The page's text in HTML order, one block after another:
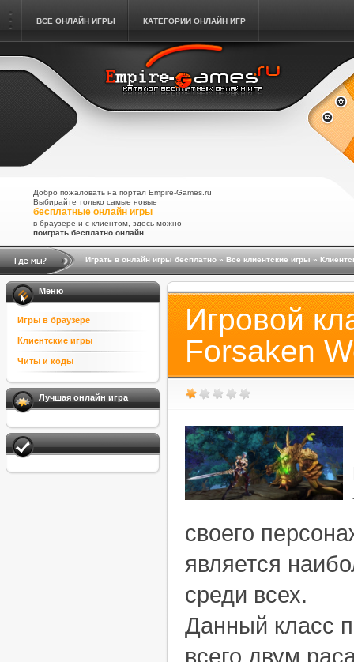
ВСЕ ОНЛАЙН ИГРЫ КАТЕГОРИИ ОНЛАЙН ИГР
Добро пожаловать на портал Empire-Games.ru
Выбирайте только самые новые
бесплатные онлайн игры
в браузере и с клиентом, здесь можно
поиграть бесплатно онлайн
Играть в онлайн игры бесплатно » Все клиентские игры »
Меню
Игры в браузере
Клиентские игры
Читы и коды
Лучшая онлайн игра
Игровой
Forsaken
своего
является
среди всех.
Данный класс
всего двум